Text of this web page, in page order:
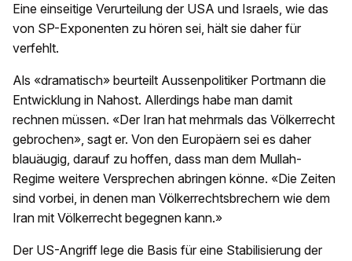
Eine einseitige Verurteilung der USA und Israels, wie das
von SP-Exponenten zu hören sei, hält sie daher für
verfehlt.
Als «dramatisch» beurteilt Aussenpolitiker Portmann die
Entwicklung in Nahost. Allerdings habe man damit
rechnen müssen. «Der Iran hat mehrmals das Völkerrecht
gebrochen», sagt er. Von den Europäern sei es daher
blauäugig, darauf zu hoffen, dass man dem Mullah-
Regime weitere Versprechen abringen könne. «Die Zeiten
sind vorbei, in denen man Völkerrechtsbrechern wie dem
Iran mit Völkerrecht begegnen kann.»
Der US-Angriff lege die Basis für eine Stabilisierung der